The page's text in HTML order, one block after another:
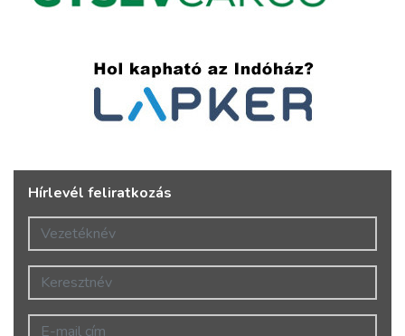
Hírlevél feliratkozás
Vezetéknév
Keresztnév
E-mail cím